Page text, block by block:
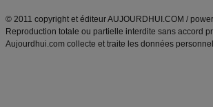
© 2011 copyright et éditeur AUJOURDHUI.COM /
Reproduction totale ou partielle interdite sans accord
Aujourdhui.com collecte et traite les données